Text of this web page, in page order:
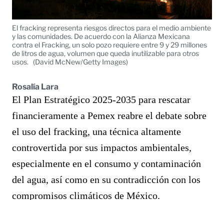
El fracking representa riesgos directos para el medio ambiente
y las comunidades. De acuerdo con la Alianza Mexicana
contra el Fracking, un solo pozo requiere entre 9 y 29 millones
de litros de agua, volumen que queda inutilizable para otros
usos.
(David McNew/Getty Images)
Rosalía Lara
El Plan Estratégico 2025-2035 para rescatar
financieramente a Pemex reabre el debate sobre
el uso del fracking, una técnica altamente
controvertida por sus impactos ambientales,
especialmente en el consumo y contaminación
del agua, así como en su contradicción con los
compromisos climáticos de México.